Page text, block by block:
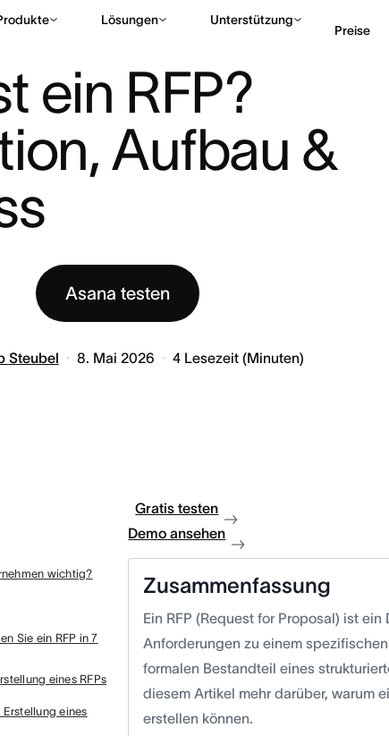
Lösungen Unterstützung
Preise
ein RFP?
Aufbau &
Asana testen
Steubel 8. Mai 2026 4 Lesezeit (Minuten)
wichtig?
Sie ein RFP in 7
eines RFPs
eines
Gratis testen
Demo ansehen
Zusammenfassung
Ein RFP (Request for Proposal) ist
Anforderungen zu einem
formalen Bestandteil eines
diesem Artikel mehr darüber, warum
erstellen können.